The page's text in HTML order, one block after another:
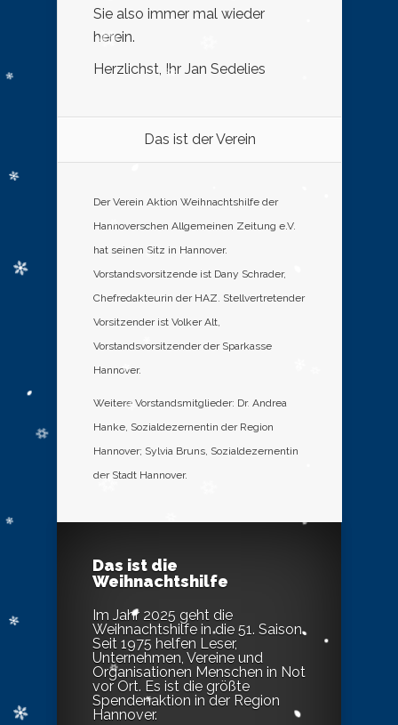
Sie also immer mal wieder
herein.
Herzlichst, Ihr Jan Sedelies
Das ist der Verein
Der Verein Aktion Weihnachtshilfe der
Hannoverschen Allgemeinen Zeitung e.V.
hat seinen Sitz in Hannover.
Vorstandsvorsitzende ist Dany Schrader,
Chefredakteurin der HAZ. Stellvertretender
Vorsitzender ist Volker Alt,
Vorstandsvorsitzender der Sparkasse
Hannover.
Weitere Vorstandsmitglieder: Dr. Andrea
Hanke, Sozialdezernentin der Region
Hannover; Sylvia Bruns, Sozialdezernentin
der Stadt Hannover.
Das ist die
Weihnachtshilfe
Im Jahr 2025 geht die
Weihnachtshilfe in die 51. Saison.
Seit 1975 helfen Leser,
Unternehmen, Vereine und
Organisationen Menschen in Not
vor Ort. Es ist die größte
Spendenaktion in der Region
Hannover.